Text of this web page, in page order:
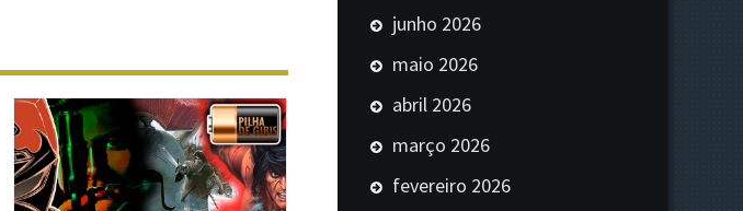
junho 2026
maio 2026
abril 2026
março 2026
fevereiro 2026